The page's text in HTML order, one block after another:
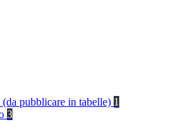
pubblicare in tabelle) 1
3